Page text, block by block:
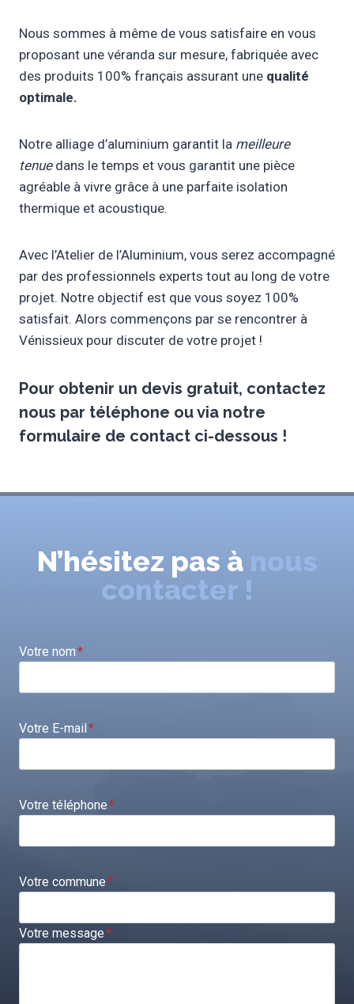
Nous sommes à même de vous satisfaire en vous
proposant une véranda sur mesure, fabriquée avec
des produits 100% français assurant une qualité
optimale.
Notre alliage d’aluminium garantit la meilleure
tenuedans le temps et vous garantit une pièce
agréable à vivre grâce à une parfaite isolation
thermique et acoustique.
Avec l’Atelier de l’Aluminium, vous serez accompagné
par des professionnels experts tout au long de votre
projet. Notre objectif est que vous soyez 100%
satisfait. Alors commençons par se rencontrer à
Vénissieux pour discuter de votre projet !
Pour obtenir un devis gratuit, contactez
nous par téléphone ou via notre
formulaire de contact ci-dessous !
N’hésitez pas à nous
contacter !
Votre nom*
Votre E-mail *
Votre téléphone*
Votre commune*
Votre message*